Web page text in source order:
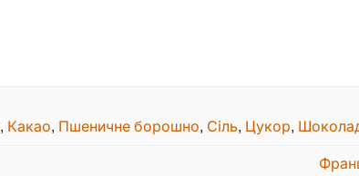
, Какао, Пшеничне борошно, Сіль, Цукор,